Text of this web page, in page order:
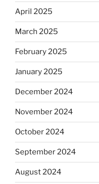
April 2025
March 2025
February 2025
January 2025
December 2024
November 2024
October 2024
September 2024
August 2024